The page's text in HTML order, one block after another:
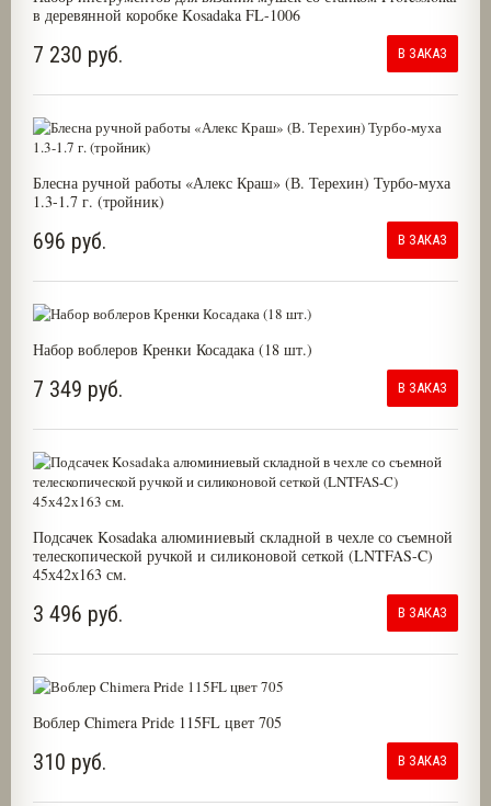
в деревянной коробке Kosadaka FL-1006
7 230 руб. В ЗАКАЗ
Блесна ручной работы «Алекс Краш» (В. Терехин) Турбо-муха
1.3-1.7 г. (тройник)
696 руб. В ЗАКАЗ
Набор воблеров Кренки Косадака (18 шт.)
7 349 руб. В ЗАКАЗ
Подсачек Kosadaka алюминиевый складной в чехле со съемной
телескопической ручкой и силиконовой сеткой (LNTFAS-C)
45х42х163 см.
3 496 руб. В ЗАКАЗ
Воблер Chimera Pride 115FL цвет 705
310 руб. В ЗАКАЗ